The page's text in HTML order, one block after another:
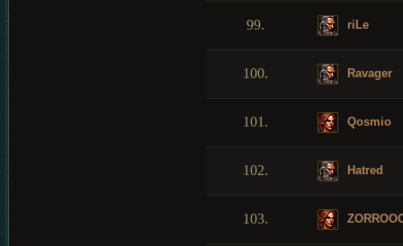
99. riLe
100. Ravager
101. Qosmio
102. Hatred
103.